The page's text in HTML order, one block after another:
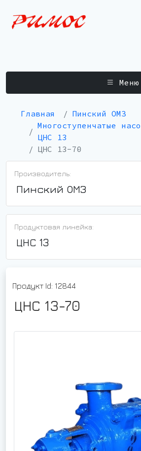
Меню
Главная
Пинский ОМЗ
Многоступенчатые
ЦНС 13
ЦНС 13-70
Производитель:
Пинский ОМЗ
Продуктовая линейка:
ЦНС 13
Продукт Id: 12844
ЦНС 13-70